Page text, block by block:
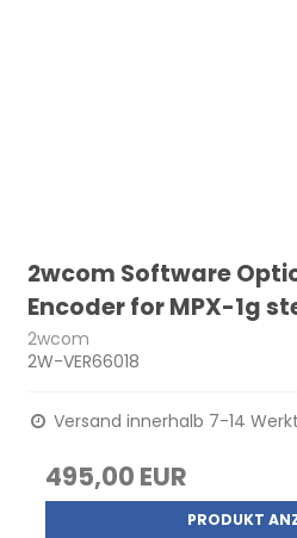
2wcom Software
Encoder for MPX-1g
2wcom
2W-VER66018
Versand innerhalb 7-14
495,00 EUR
PRODUKT